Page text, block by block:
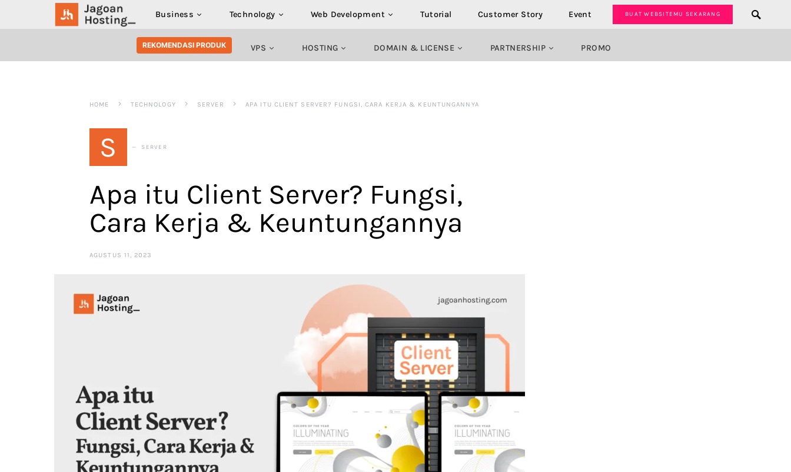
Business Technology Web Development Tutorial Customer Story Event BUAT WEBSITEMU SEKARANG
SEARCH FOR:
REKOMENDASI PRODUK VPS HOSTING DOMAIN & LICENSE PARTNERSHIP PROMO
HOME TECHNOLOGY SERVER APA ITU CLIENT SERVER? FUNGSI, CARA KERJA & KEUNTUNGANNYA
S SERVER
Apa itu Client Server? Fungsi,
Cara Kerja & Keuntungannya
AGUSTUS 11, 2023